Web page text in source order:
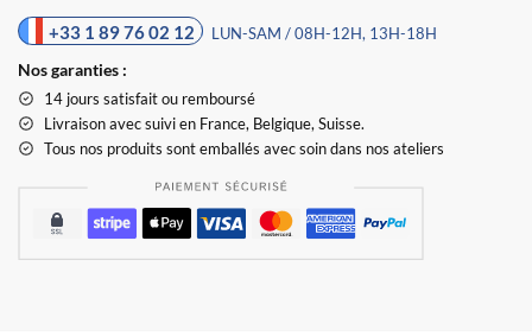
+33 1 89 76 02 12 LUN-SAM / 08H-12H, 13H-18H
Nos garanties :
14 jours satisfait ou remboursé
Livraisonavec suivi en France, Belgique, Suisse.
Tous nos produits sont emballés avec soin dans nos ateliers